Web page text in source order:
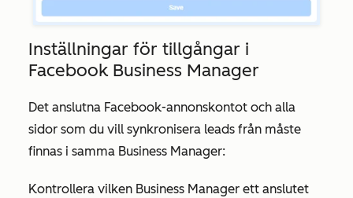
Inställningar för tillgångar i
Facebook Business Manager
Det anslutna Facebook-annonskontot och alla
sidor som du vill synkronisera leads från måste
finnas i samma Business Manager:
Kontrollera vilken Business Manager ett anslutet